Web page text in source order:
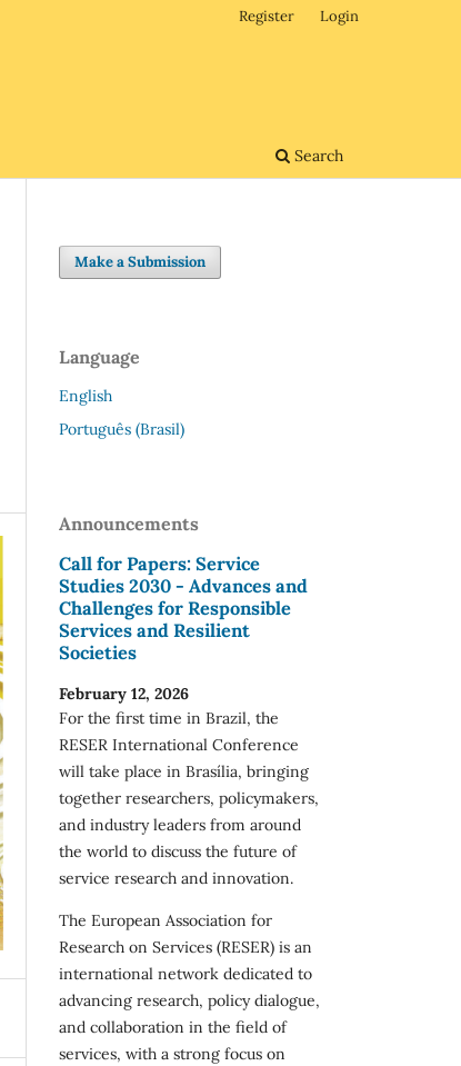
Search
Register Login
Make a Submission
Language
English
Português (Brasil)
Announcements
Call for Papers: Service
Studies 2030 - Advances and
Challenges for Responsible
Services and Resilient
Societies
February 12, 2026
For the first time in Brazil, the
RESER International Conference
will take place in Brasília, bringing
together researchers, policymakers,
and industry leaders from around
the world to discuss the future of
service research and innovation.
The European Association for
Research on Services (RESER) is an
international network dedicated to
advancing research, policy dialogue,
and collaboration in the field of
services, with a strong focus on